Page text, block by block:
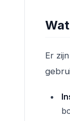
Er